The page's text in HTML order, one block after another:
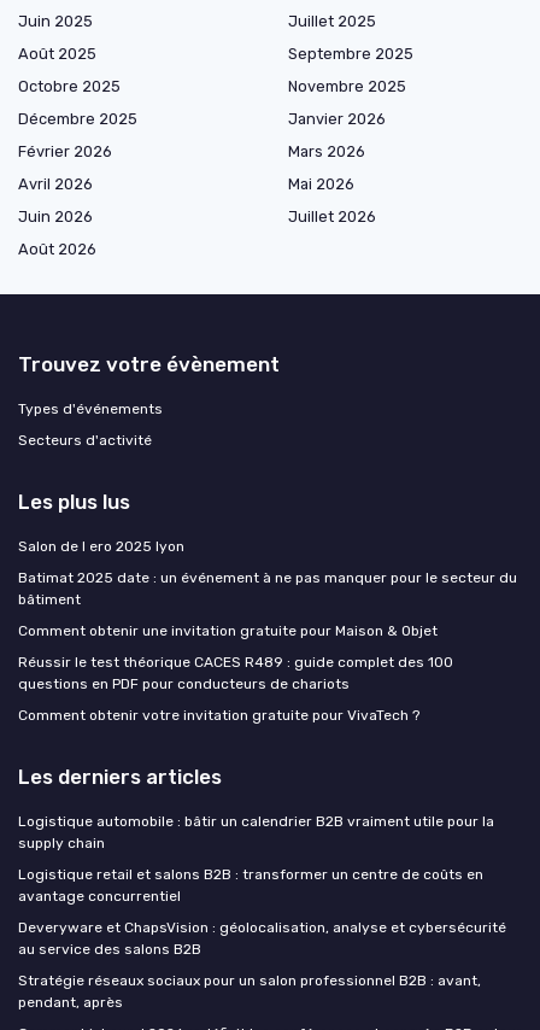
Juin 2025
Juillet 2025
Août 2025
Septembre 2025
Octobre 2025
Novembre 2025
Décembre 2025
Janvier 2026
Février 2026
Mars 2026
Avril 2026
Mai 2026
Juin 2026
Juillet 2026
Août 2026
Trouvez votre évènement
Types d'événements
Secteurs d'activité
Les plus lus
Salon de l ero 2025 lyon
Batimat 2025 date : un événement à ne pas manquer pour le secteur du
bâtiment
Comment obtenir une invitation gratuite pour Maison & Objet
Réussir le test théorique CACES R489 : guide complet des 100
questions en PDF pour conducteurs de chariots
Comment obtenir votre invitation gratuite pour VivaTech ?
Les derniers articles
Logistique automobile : bâtir un calendrier B2B vraiment utile pour la
supply chain
Logistique retail et salons B2B : transformer un centre de coûts en
avantage concurrentiel
Deveryware et ChapsVision : géolocalisation, analyse et cybersécurité
au service des salons B2B
Stratégie réseaux sociaux pour un salon professionnel B2B : avant,
pendant, après